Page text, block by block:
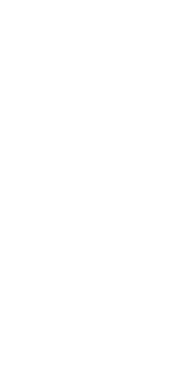
Se topó con un
solitario tanto de
marcado por la
El Antequera se
Una decisión
demasiado lejos el
otorgue la